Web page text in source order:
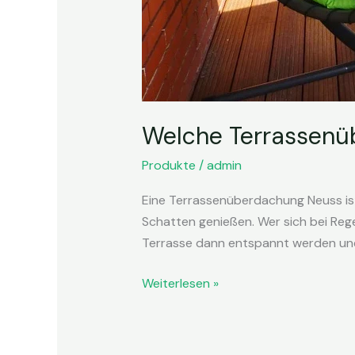
Welche
Produkte /admin
Eine Terrassenüberdachung Neuss
Schatten genießen. Wer sich bei
Terrasse dann entspannt werden
Weiterlesen »